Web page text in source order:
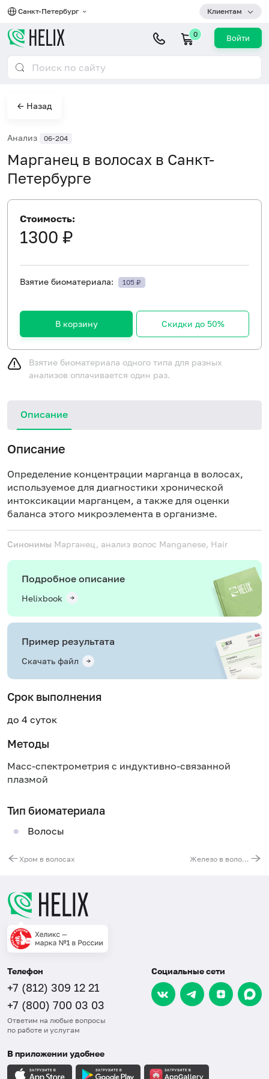
Санкт-Петербург Клиентам
0 Войти
← Назад
Анализ 06-204
Марганец в волосах в Санкт-
Петербурге
Стоимость:
1300 ₽
Взятие биоматериала: 105 ₽
В корзину Скидки до 50%
Взятие биоматериала одного типа для разных
анализов оплачивается один раз.
Описание
Описание
Определение концентрации марганца в волосах,
используемое для диагностики хронической
интоксикации марганцем, а также для оценки
баланса этого микроэлемента в организме.
Синонимы Марганец, анализ волос Manganese, Hair
Подробное описание
Helixbook
Пример результата
Скачать файл
Срок выполнения
до 4 суток
Методы
Масс-спектрометрия с индуктивно-связанной
плазмой
Тип биоматериала
Волосы
Хром в волосах Железо в волосах
Телефон
+7 (812) 309 12 21
+7 (800) 700 03 03
Ответим на любые вопросы
по работе и услугам
Социальные сети
В приложении удобнее